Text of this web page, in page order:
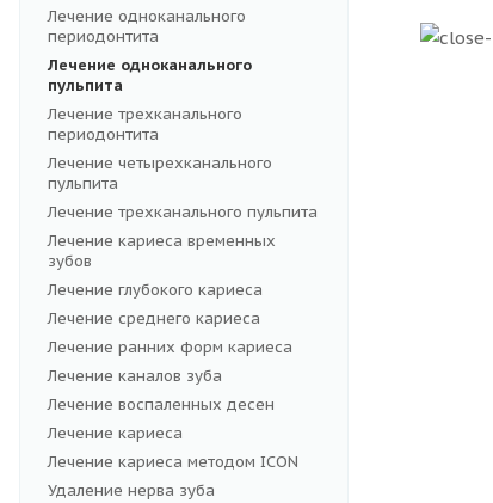
Лечение одноканального
периодонтита
Лечение одноканального
пульпита
Лечение трехканального
периодонтита
Лечение четырехканального
пульпита
Лечение трехканального пульпита
Лечение кариеса временных
зубов
Лечение глубокого кариеса
Лечение среднего кариеса
Лечение ранних форм кариеса
Лечение каналов зуба
Лечение воспаленных десен
Лечение кариеса
Лечение кариеса методом ICON
Удаление нерва зуба